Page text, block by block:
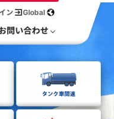
ン Global
問い合わせ